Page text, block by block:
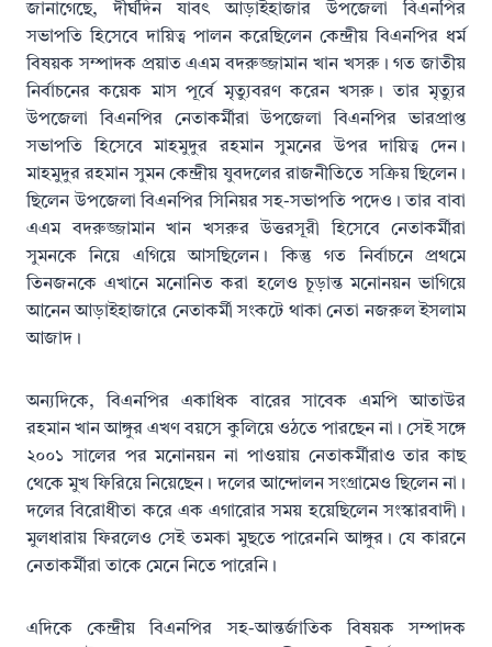
জানাগেছে, দীর্ঘদিন যাবৎ আড়াইহাজার উপজেলা বিএনপির
সভাপতি হিসেবে দায়িত্ব পালন করেছিলেন কেন্দ্রীয় বিএনপির ধর্ম
বিষয়ক সম্পাদক প্রয়াত এএম বদরুজ্জামান খান খসরু। গত জাতীয়
নির্বাচনের কয়েক মাস পূর্বে মৃত্যুবরণ করেন খসরু। তার মৃত্যুর
উপজেলা বিএনপির নেতাকর্মীরা উপজেলা বিএনপির ভারপ্রাপ্ত
সভাপতি হিসেবে মাহমুদুর রহমান সুমনের উপর দায়িত্ব দেন।
মাহমুদুর রহমান সুমন কেন্দ্রীয় যুবদলের রাজনীতিতে সক্রিয় ছিলেন।
ছিলেন উপজেলা বিএনপির সিনিয়র সহ-সভাপতি পদেও। তার বাবা
এএম বদরুজ্জামান খান খসরুর উত্তরসূরী হিসেবে নেতাকর্মীরা
সুমনকে নিয়ে এগিয়ে আসছিলেন। কিন্তু গত নির্বাচনে প্রথমে
তিনজনকে এখানে মনোনিত করা হলেও চূড়ান্ত মনোনয়ন ভাগিয়ে
আনেন আড়াইহাজারে নেতাকর্মী সংকটে থাকা নেতা নজরুল ইসলাম
আজাদ।
অন্যদিকে, বিএনপির একাধিক বারের সাবেক এমপি আতাউর
রহমান খান আঙ্গুর এখণ বয়সে কুলিয়ে ওঠতে পারছেন না। সেই সঙ্গে
২০০১ সালের পর মনোনয়ন না পাওয়ায় নেতাকর্মীরাও তার কাছ
থেকে মুখ ফিরিয়ে নিয়েছেন। দলের আন্দোলন সংগ্রামেও ছিলেন না।
দলের বিরোধীতা করে এক এগারোর সময় হয়েছিলেন সংস্কারবাদী।
মুলধারায় ফিরলেও সেই তমকা মুছতে পারেননি আঙ্গুর। যে কারনে
নেতাকর্মীরা তাকে মেনে নিতে পারেনি।
এদিকে কেন্দ্রীয় বিএনপির সহ-আন্তর্জাতিক বিষয়ক সম্পাদক